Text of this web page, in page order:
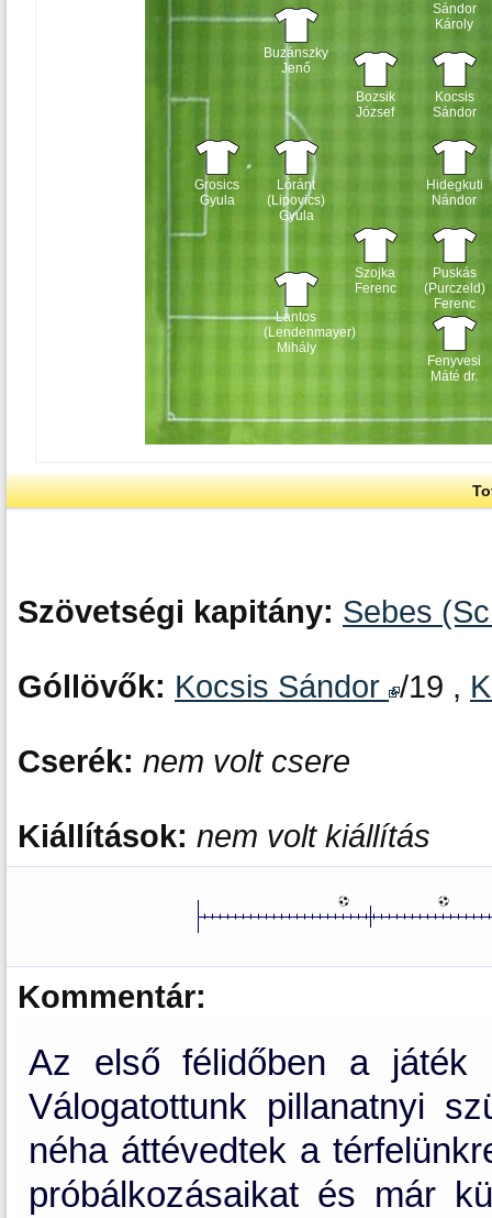
Grosics
Gyula
Buzánszky
Jenő
Lóránt
(Lipovics)
Gyula
Lantos
(Lendenmayer)
Mihály
Bozsik
József
Szojka
Ferenc
Sándor
Károly
Kocsis
Sándor
Hidegkuti
Nándor
Puskás
(Purczeld)
Ferenc
Fenyvesi
Máté dr.
Szövetségi kapitány: Sebes
Góllövők: Kocsis Sándor /19 ,
Cserék: nem volt csere
Kiállítások: nem volt kiállítás
Kommentár:
Az első félidőben a játék
Válogatottunk pillanatnyi
néha áttévedtek a
próbálkozásaikat és már